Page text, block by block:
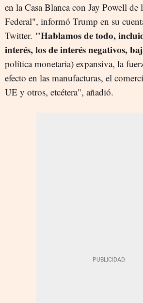
en la Casa Blanca con Jay Powell de
Federal", informó Trump en su
Twitter. "Hablamos de todo,
interés, los de interés negativos,
política monetaria) expansiva, la
efecto en las manufacturas, el
UE y otros, etcétera", añadió.